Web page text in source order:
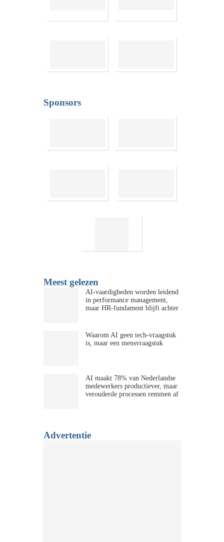
Sponsors
Meest gelezen
AI-vaardigheden worden leidend
in performance management,
maar HR-fundament blijft achter
Waarom AI geen tech-vraagstuk
is, maar een mensvraagstuk
AI maakt 78% van Nederlandse
medewerkers productiever, maar
verouderde processen remmen af
Advertentie